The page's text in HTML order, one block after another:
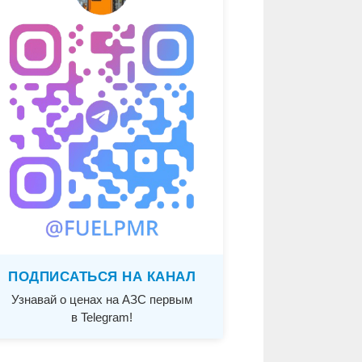
ПОДПИСАТЬСЯ НА КАНАЛ
Узнавай о ценах на АЗС первым
в Telegram!